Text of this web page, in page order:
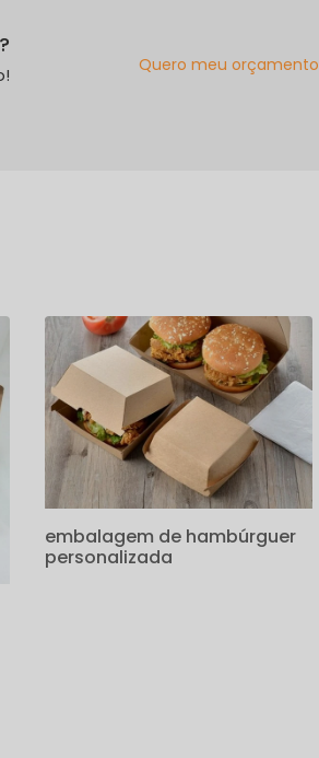
Quero meu orçamento
embalagem de hambúrguer
personalizada